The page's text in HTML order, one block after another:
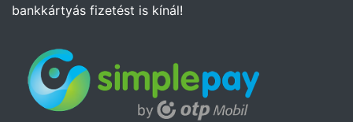
bankkártyás fizetést is kínál!